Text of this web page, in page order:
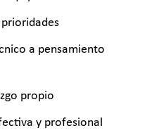
prioridades
a pensamiento
propio
y profesional